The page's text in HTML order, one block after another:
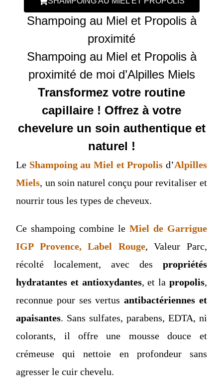
Shampoing au Miel et Propolis à
proximité de moi d’Alpilles Miels
Transformez votre routine
capillaire ! Offrez à votre
chevelure un soin authentique et
naturel !
Le Shampoing au Miel et Propolis d’Alpilles
Miels, un soin naturel conçu pour revitaliser et
nourrir tous les types de cheveux.
Ce shampoing combine le Miel de Garrigue
IGP Provence, Label Rouge, Valeur Parc,
récolté localement, avec des propriétés
hydratantes et antioxydantes, et la propolis,
reconnue pour ses vertus antibactériennes et
apaisantes. Sans sulfates, parabens, EDTA, ni
colorants, il offre une mousse douce et
crémeuse qui nettoie en profondeur sans
agresser le cuir chevelu.
Shampoing au Miel et Propolis à
proximité